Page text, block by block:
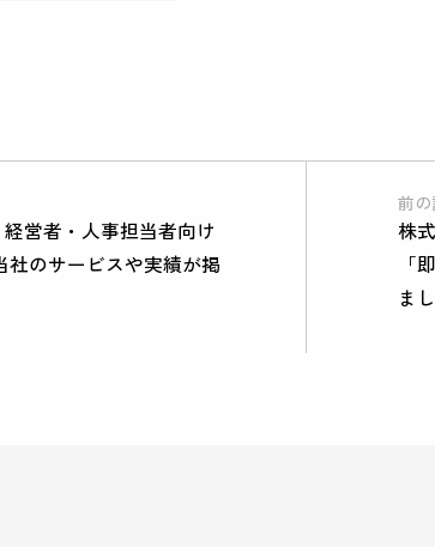
営者・人事担当者向け
社のサービスや実績が掲
前
株
「
ま